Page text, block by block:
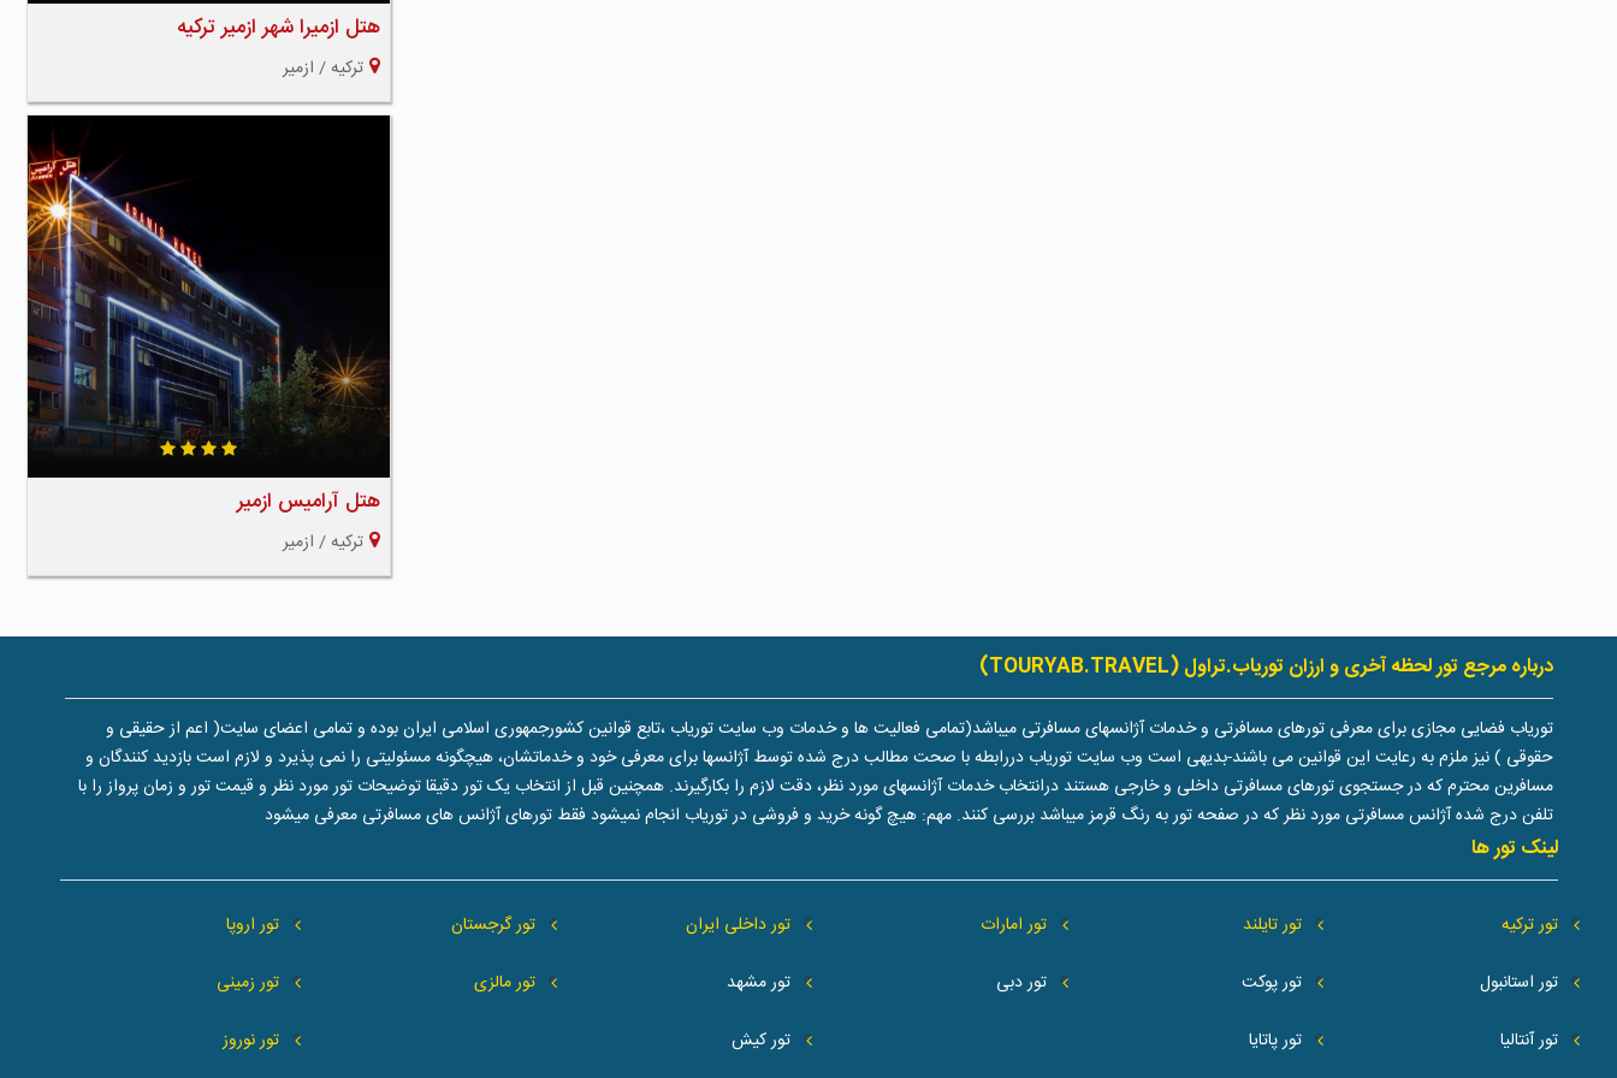
هتل ازمیرا شهر ازمیر ترکیه
ترکیه / ازمیر
هتل آرامیس ازمیر
ترکیه / ازمیر
درباره مرجع تور لحظه آخری و ارزان توریاب.تراول (TOURYAB.TRAVEL)
توریاب فضایی مجازی برای معرفی تورهای مسافرتی و خدمات آژانسهای مسافرتی میباشد(تمامی فعالیت ها و خدمات وب سایت توریاب ،تابع قوانین کشورجمهوری اسلامی ایران بوده و تمامی اعضای سایت( اعم از حقیقی و
حقوقی ) نیز ملزم به رعایت این قوانین می باشند-بدیهی است وب سایت توریاب دررابطه با صحت مطالب درج شده توسط آژانسها برای معرفی خود و خدماتشان، هیچگونه مسئولیتی را نمی پذیرد و لازم است بازدید کنندگان و
مسافرین محترم که در جستجوی تورهای مسافرتی داخلی و خارجی هستند درانتخاب خدمات آژانسهای مورد نظر، دقت لازم را بکارگیرند. همچنین قبل از انتخاب یک تور دقیقا توضیحات تور مورد نظر و قیمت تور و زمان پرواز را با
تلفن درج شده آژانس مسافرتی مورد نظر که در صفحه تور به رنگ قرمز میباشد بررسی کنند. مهم: هیچ گونه خرید و فروشی در توریاب انجام نمیشود فقط تورهای آژانس های مسافرتی معرفی میشود
لینک تور ها
تور ترکیه
تور استانبول
تور آنتالیا
تور تایلند
تور پوکت
تور پاتایا
تور امارات
تور دبی
تور داخلی ایران
تور مشهد
تور کیش
تور گرجستان
تور مالزی
تور اروپا
تور زمینی
تور نوروز